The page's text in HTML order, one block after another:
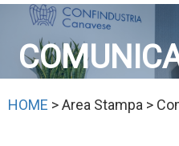
HOME > Area Stampa >